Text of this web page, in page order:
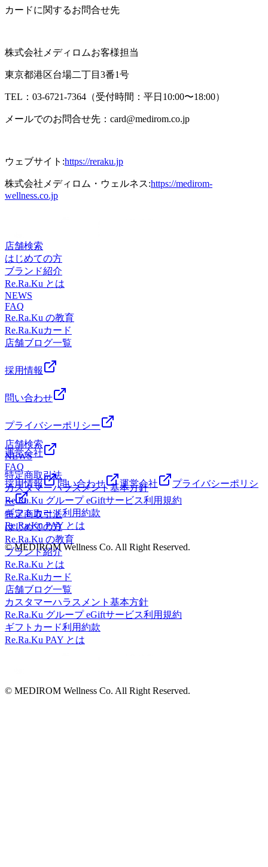
カードに関するお問合せ先
株式会社メディロムお客様担当
東京都港区台場二丁目3番1号
TEL：03-6721-7364（受付時間：平日10:00〜18:00）
メールでのお問合せ先：card@medirom.co.jp
ウェブサイト:https://reraku.jp
株式会社メディロム・ウェルネス:https://medirom-
wellness.co.jp
店舗検索
はじめての方
ブランド紹介
Re.Ra.Ku とは
NEWS
FAQ
Re.Ra.Ku の教育
Re.Ra.Kuカード
店舗ブログ一覧
採用情報
問い合わせ
プライバシーポリシー
運営会社
特定商取引法
カスタマーハラスメント基本方針
Re.Ra.Ku グループ eGiftサービス利用規約
ギフトカード利用約款
Re.Ra.Ku PAY とは
© MEDIROM Wellness Co. All Right Reserved.
店舗検索
NEWS
FAQ
採用情報
問い合わせ 運営会社
プライバシーポリシ
ー
特定商取引法
はじめての方
Re.Ra.Ku の教育
ブランド紹介
Re.Ra.Ku とは
Re.Ra.Kuカード
店舗ブログ一覧
カスタマーハラスメント基本方針
Re.Ra.Ku グループ eGiftサービス利用規約
ギフトカード利用約款
Re.Ra.Ku PAY とは
© MEDIROM Wellness Co. All Right Reserved.